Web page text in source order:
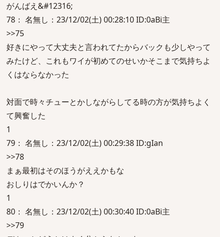
がんばえ&#12316;
78： 名無し：23/12/02(土) 00:28:10 ID:0aBi主
>>75
好きにやって大丈夫と言われてたからバックも少しやって
みたけど、これもワイが初めてのせいかそこまで気持ちよ
くはならなかった
対面で時々チューとかしながらしてる時の方が気持ちよく
て興奮した
1
79： 名無し：23/12/02(土) 00:29:38 ID:gIan
>>78
まぁ最初はそのほうがええかもな
おしりはでかいんか？
1
80： 名無し：23/12/02(土) 00:30:40 ID:0aBi主
>>79